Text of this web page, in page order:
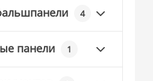
4
панели 1